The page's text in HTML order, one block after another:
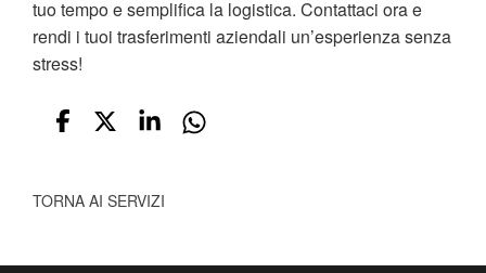
tuo tempo e semplifica la logistica. Contattaci ora e
rendi i tuoi trasferimenti aziendali un’esperienza senza
stress!
TORNA AI SERVIZI